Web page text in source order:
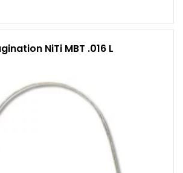
NiTi MBT .016 L